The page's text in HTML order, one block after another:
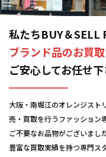
私たちBUY＆SELL
ブランド品のお買
ご安心してお任せ下
大阪・南堀江のオレンジスト
売・買取を行うファッション
ご不要なお品物がございまし
豊富な買取実績を持つ専門ス